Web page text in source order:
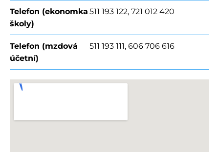
Telefon (ekonomka
školy)
511 193 122, 721 012 420
Telefon (mzdová
účetní)
511 193 111, 606 706 616